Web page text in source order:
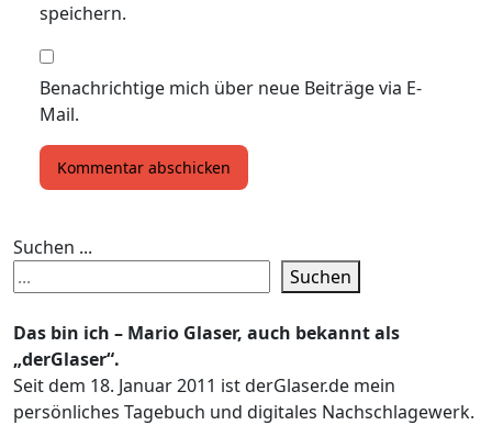
speichern.
Benachrichtige mich über neue Beiträge via E-
Mail.
Suchen ...
Suchen
Das bin ich – Mario Glaser, auch bekannt als
„derGlaser“.
Seit dem 18. Januar 2011 ist derGlaser.de mein
persönliches Tagebuch und digitales Nachschlagewerk.